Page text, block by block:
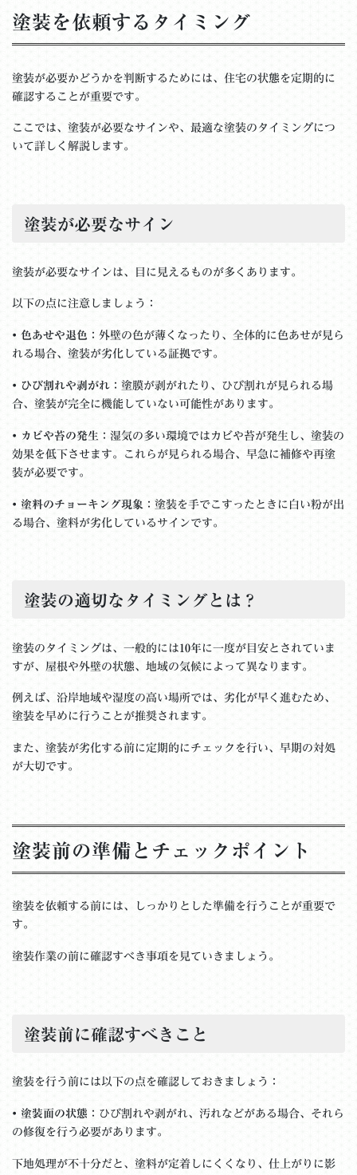
塗装を依頼するタイミング
塗装が必要かどうかを判断するためには、住宅の状態を定期的に
確認することが重要です。
ここでは、塗装が必要なサインや、最適な塗装のタイミングにつ
いて詳しく解説します。
塗装が必要なサイン
塗装が必要なサインは、目に見えるものが多くあります。
以下の点に注意しましょう：
• 色あせや退色 ：外壁の色が薄くなったり、全体的に色あせが見ら
れる場合、塗装が劣化している証拠です。
• ひび割れや剥がれ ：塗膜が剥がれたり、ひび割れが見られる場
合、塗装が完全に機能していない可能性があります。
• カビや苔の発生 ：湿気の多い環境ではカビや苔が発生し、塗装の
効果を低下させます。これらが見られる場合、早急に補修や再塗
装が必要です。
• 塗料のチョーキング現象 ：塗装を手でこすったときに白い粉が出
る場合、塗料が劣化しているサインです。
塗装の適切なタイミングとは？
塗装のタイミングは、一般的には10年 に一度が目安とされていま
すが、屋根や外壁の状態、地域の気候によって異なります。
例えば、沿岸地域や湿度の高い場所では、劣化が早く進むため、
塗装を早めに行うことが推奨されます。
また、塗装が劣化する前に定期的にチェックを行い、早期の対処
が大切です。
塗装前の準備とチェックポイント
塗装を依頼する前には、しっかりとした準備を行うことが重要で
す。
塗装作業の前に確認すべき事項を見ていきましょう。
塗装前に確認すべきこと
塗装を行う前には以下の点を確認しておきましょう：
• 塗装面の状態 ：ひび割れや剥がれ、汚れなどがある場合、それら
の修復を行う必要があります。
下地処理が不十分だと、塗料が定着しにくくなり、仕上がりに影